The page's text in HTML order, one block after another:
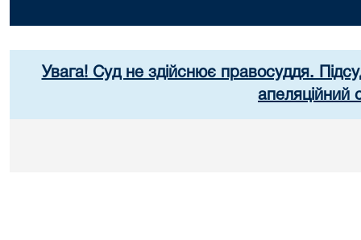
Увага! Суд не здійснює правосуддя.
апеляційний